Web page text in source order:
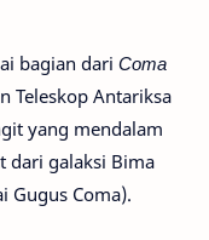
bagian dari Coma
Teleskop Antariksa
yang mendalam
dari galaksi Bima
Gugus Coma).